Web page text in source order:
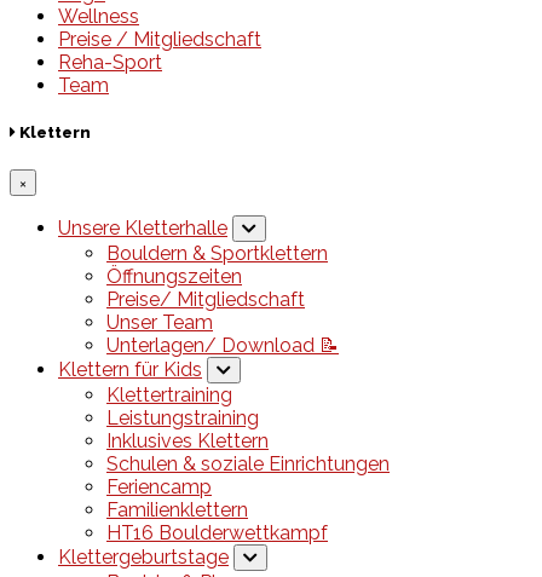
Wellness
Preise / Mitgliedschaft
Reha-Sport
Team
Klettern
×
Unsere Kletterhalle
Bouldern & Sportklettern
Öffnungszeiten
Preise/ Mitgliedschaft
Unser Team
Unterlagen/ Download 📝
Klettern für Kids
Klettertraining
Leistungstraining
Inklusives Klettern
Schulen & soziale Einrichtungen
Feriencamp
Familienklettern
HT16 Boulderwettkampf
Klettergeburtstage